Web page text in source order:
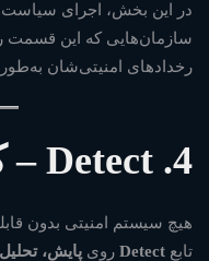
در این بخش، اجرای
سازمان‌هایی که این قسمت
رخدادهای امنیتی‌شان
4. Detect – کشف
هیچ سیستم امنیتی بدون
تابع Detect روی پایش،